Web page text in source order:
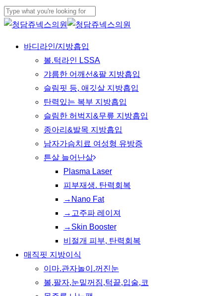
Skip
to
content
Close
Menu
바디라인/지방흡입
볼.턱라인 LSSA
갸름한 어깨선&팔 지방흡입
슬림핏 등, 애깃살 지방흡입
탄력있는 복부 지방흡입
슬림한 허벅지&무릎 지방흡입
종아리&발목 지방흡입
남자가슴치료 여성형 유방증
튼살 늘어난살
Plasma Laser
피부재생. 탄력회복
→Nano Fat
→고주파 레이져
→Skin Booster
비절개 피부, 탄력회복
매직핏 지방이식
이마.관자놀이.꺼진눈
볼,팔자,눈밑꺼짐,턱끝,입술,코